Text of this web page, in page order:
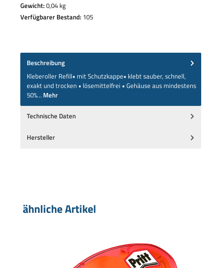
Gewicht:0,04 kg
Verfügbarer Bestand: 105
Beschreibung
Kleberoller Refill• mit Schutzkappe• klebt sauber, schnell,
exakt und trocken • lösemittelfrei • Gehäuse aus mindestens
50%… Mehr
Technische Daten
Hersteller
Produktgalerie überspringen
ähnliche Artikel